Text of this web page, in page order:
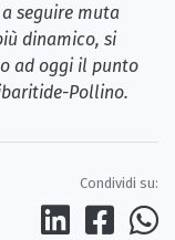
seguire muta
dinamico, si
ad oggi il punto
Pollino.
Condividi su: